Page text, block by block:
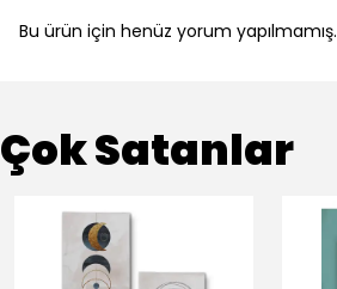
Bu ürün için henüz yorum yapılmamış.
Çok Satanlar